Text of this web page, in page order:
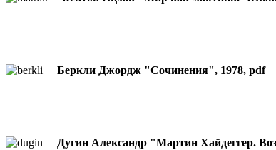
Беркли Джордж "Сочинения", 1978, pdf
Дугин Александр "Мартин Хайдеггер.